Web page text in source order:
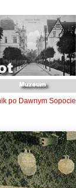
po Dawnym Sopocie